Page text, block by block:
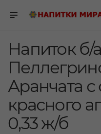
Напиток б/
Аранчата с
красного
0,33 ж/б